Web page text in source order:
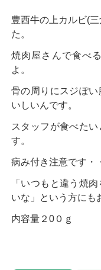
豊西牛の上カルビ(
た。
焼肉屋さんで食べ
よ。
骨の周りにスジぽ
いしいんです。
スタッフが食べた
す。
病み付き注意です
「いつもと違う焼
いな」という方にも
内容量２0０ｇ